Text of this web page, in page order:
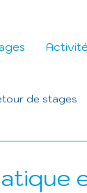
de stages